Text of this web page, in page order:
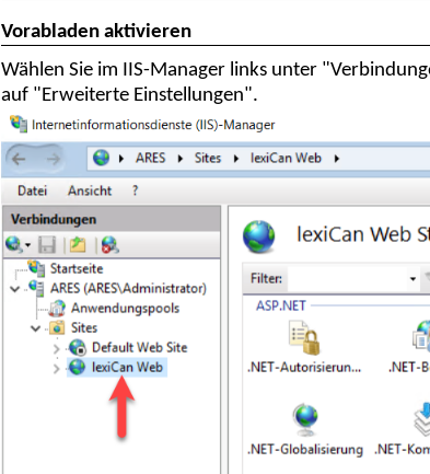
Vorabladen aktivieren
Wählen Sie im IIS-Manager links unter
auf "Erweiterte Einstellungen".